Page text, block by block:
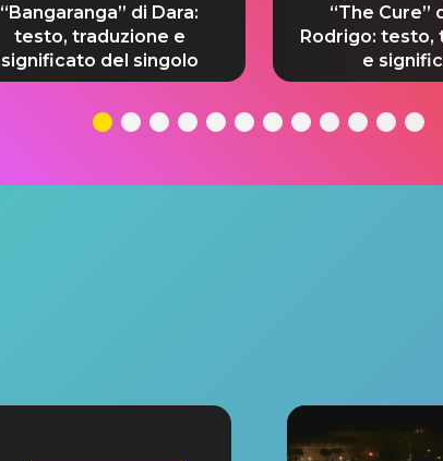
“Bangaranga” di Dara:
testo, traduzione e
significato del singolo
“The Cure”
Rodrigo: testo,
e